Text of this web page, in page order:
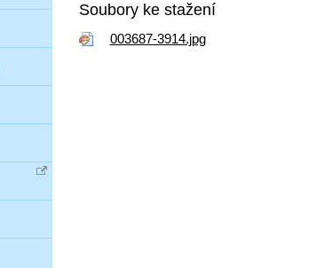
Soubory ke stažení
003687-3914.jpg